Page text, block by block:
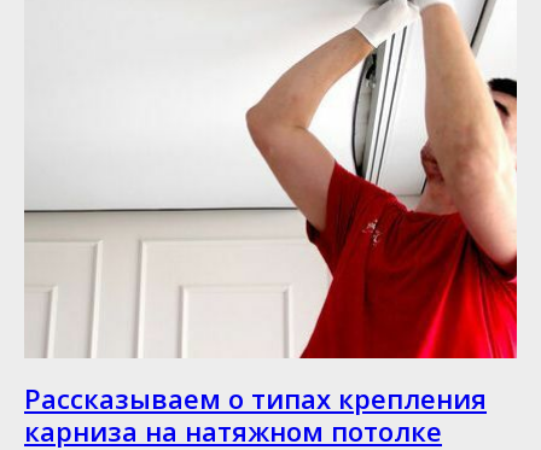
Рассказываем о типах крепления
карниза на натяжном потолке